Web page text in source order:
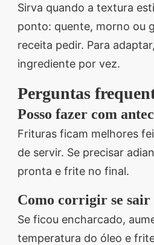
Sirva quando a textura
ponto: quente, morno ou
receita pedir. Para
ingrediente por vez.
Perguntas
Posso fazer com
Frituras ficam melhores
de servir. Se precisar
pronta e frite no final.
Como corrigir se sair
Se ficou encharcado,
temperatura do óleo e